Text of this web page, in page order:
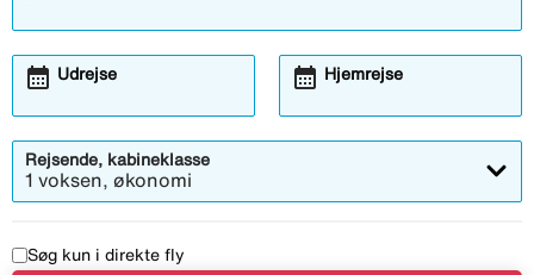
Udrejse
Åbner
calendar_month Hjemrejse
Åbner
calendar_month
Rejsende, kabineklasse
1 voksen, økonomi
Søg kun i direkte fly